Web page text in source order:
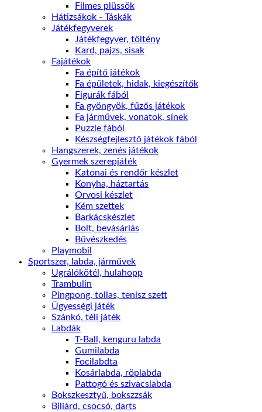
Filmes plüssök
Hátizsákok - Táskák
Játékfegyverek
Játékfegyver, töltény
Kard, pajzs, sisak
Fajátékok
Fa építő játékok
Fa épületek, hidak, kiegészítők
Figurák fából
Fa gyöngyök, fűzős játékok
Fa járművek, vonatok, sínek
Puzzle fából
Készségfejlesztő játékok fából
Hangszerek, zenés játékok
Gyermek szerepjáték
Katonai és rendőr készlet
Konyha, háztartás
Orvosi készlet
Kém szettek
Barkácskészlet
Bolt, bevásárlás
Bűvészkedés
Playmobil
Sportszer, labda, járművek
Ugrálókötél, hulahopp
Trambulin
Pingpong, tollas, tenisz szett
Ügyességi játék
Szánkó, téli játék
Labdák
T-Ball, kenguru labda
Gumilabda
Focilabdta
Kosárlabda, röplabda
Pattogó és szivacslabda
Bokszkesztyű, bokszzsák
Biliárd, csocsó, darts